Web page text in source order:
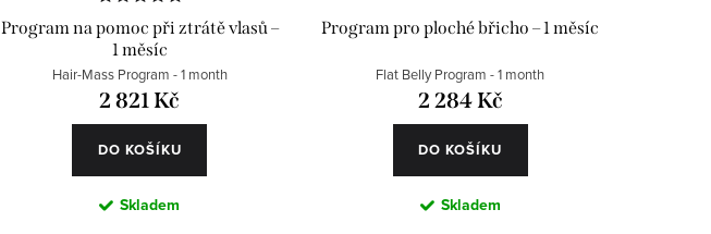
Program na pomoc při ztrátě vlasů –
1 měsíc
Hair-Mass Program - 1 month
2 821 Kč
DO KOŠÍKU
Skladem
Program pro ploché břicho – 1 měsíc
Flat Belly Program - 1 month
2 284 Kč
DO KOŠÍKU
Skladem